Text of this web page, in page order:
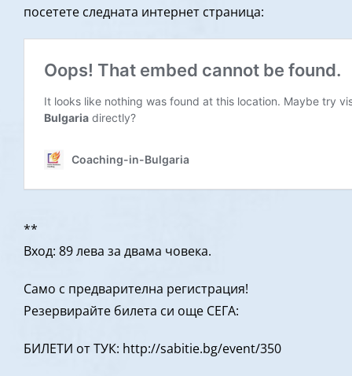
посетете следната интернет страница:
**
Вход: 89 лева за двама човека.
Само с предварителна регистрация!
Резервирайте билета си още СЕГА:
БИЛЕТИ от ТУК: http://sabitie.bg/event/350